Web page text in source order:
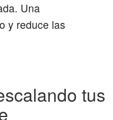
Una
y reduce las
tus